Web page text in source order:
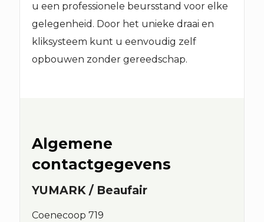
u een professionele beursstand voor elke
gelegenheid. Door het unieke draai en
kliksysteem kunt u eenvoudig zelf
opbouwen zonder gereedschap.
Algemene
contactgegevens
YUMARK / Beaufair
Coenecoop 719